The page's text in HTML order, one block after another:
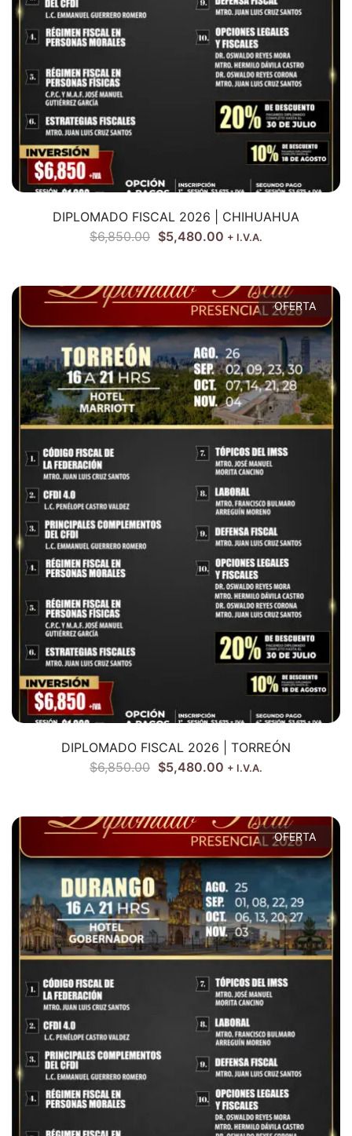
DIPLOMADO FISCAL 2026 | CHIHUAHUA
$6,850.00 $5,480.00 + I.V.A.
OFERTA
DIPLOMADO FISCAL 2026 | TORREÓN
$6,850.00 $5,480.00 + I.V.A.
OFERTA